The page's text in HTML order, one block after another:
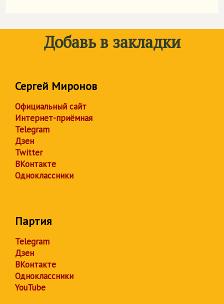
Добавь в закладки
Сергей Миронов
Официальный сайт
Интернет-приёмная
Telegram
Дзен
Twitter
ВКонтакте
Одноклассники
Партия
Telegram
Дзен
ВКонтакте
Одноклассники
YouTube